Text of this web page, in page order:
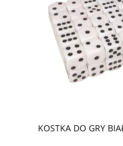
KOSTKA DO GRY